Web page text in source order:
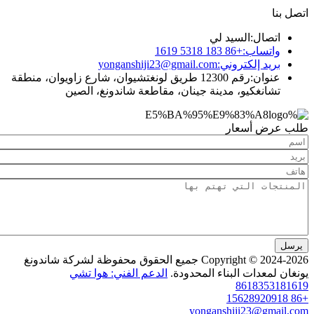
السيد لي
إلكتروني: yonganshiji23@gmail.com
رقم 12300 طريق لونغتشيوان، شارع زاويوان، منطقة
مدينة جينان، مقاطعة شاندونغ، الصين
أسعار
Copyright © 2024-2026 جميع الحقوق محفوظة لشركة شاندونغ
البناء المحدودة. الدعم الفني: هوا تشي